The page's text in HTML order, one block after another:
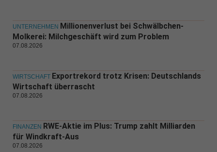
UNTERNEHMEN Millionenverlust bei Schwälbchen-
Molkerei: Milchgeschäft wird zum Problem
07.08.2026
WIRTSCHAFT Exportrekord trotz Krisen: Deutschlands
Wirtschaft überrascht
07.08.2026
FINANZEN RWE-Aktie im Plus: Trump zahlt Milliarden
für Windkraft-Aus
07.08.2026